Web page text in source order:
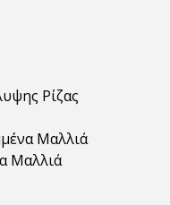
Ρίζας
Μαλλιά
Μαλλιά